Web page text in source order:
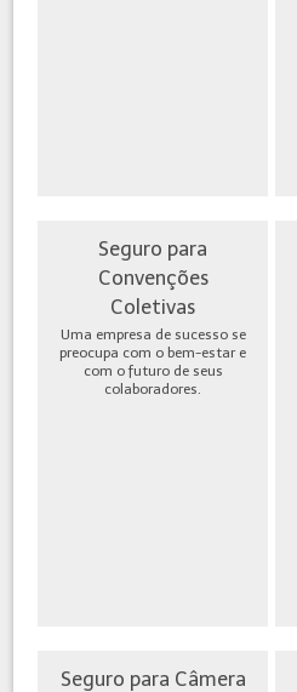
Seguro para
Convenções
Coletivas
Uma empresa de sucesso se
preocupa com o bem-estar e
com o futuro de seus
colaboradores.
Seguro para Câmera